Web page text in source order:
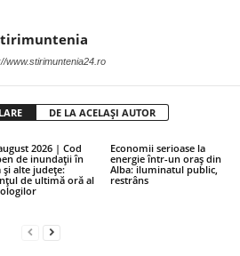
www.stirimuntenia24.ro
DE LA ACELAȘI AUTOR
2026 | Cod
de inundații în
și alte județe:
de ultimă oră al
Economii serioase la
energie într-un oraș din
Alba: iluminatul public,
restrâns